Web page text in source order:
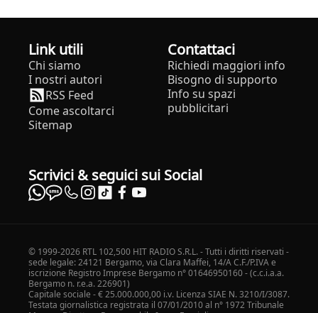
Link utili
Chi siamo
I nostri autori
RSS Feed
Come ascoltarci
Sitemap
Contattaci
Richiedi maggiori info
Bisogno di supporto
Info su spazi
pubblicitari
Scrivici & seguici sui Social
© 1999-2026 RTL 102,500 HIT RADIO S.R.L. - Tutti i diritti riservati -
sede legale: 24121 Bergamo, via Clara Maffei, 14/A C.F./P.IVA e
iscrizione Registro Imprese Bergamo n° 01646950160 - (c.c.i.a.a.
Bergamo n. r.e.a. 226901)
Capitale sociale - € 25.000.000,00 i.v. Licenza SIAE N. 3210/I/3087.
Testata giornalistica registrata il 07/01/2010 al n° 1972 Tribunale